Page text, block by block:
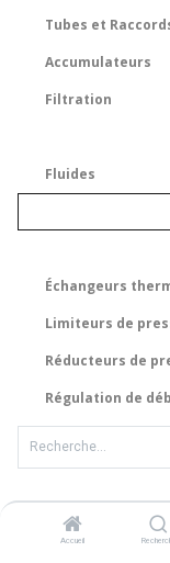
Accueil
Tubes et
Accumulateurs
Filtration
Fluides
Échangeurs
Limiteurs de
Réducteurs de
Régulation de
Aucun